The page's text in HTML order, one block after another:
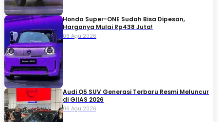
Honda Super-ONE Sudah Bisa Dipesan,
Harganya Mulai Rp438 Juta!
06 Agu 2026
Audi Q5 SUV Generasi Terbaru Resmi Meluncur
di GIIAS 2026
06 Agu 2026